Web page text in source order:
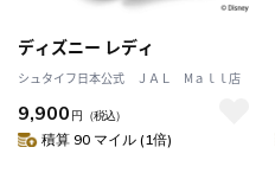
ディズニー レディ
シュタイフ日本公式 ＪＡＬ Mａｌｌ店
9,900 円 （税込）
積算 90 マイル (1倍)